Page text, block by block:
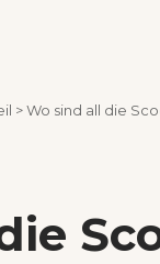
>Wo sind all die